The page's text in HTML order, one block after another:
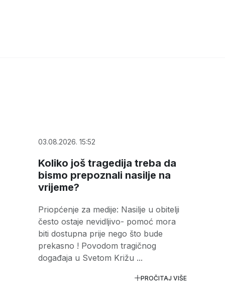
03.08.2026. 15:52
Koliko još tragedija treba da
bismo prepoznali nasilje na
vrijeme?
Priopćenje za medije: Nasilje u obitelji
često ostaje nevidljivo- pomoć mora
biti dostupna prije nego što bude
prekasno ! Povodom tragičnog
događaja u Svetom Križu ...
PROČITAJ VIŠE